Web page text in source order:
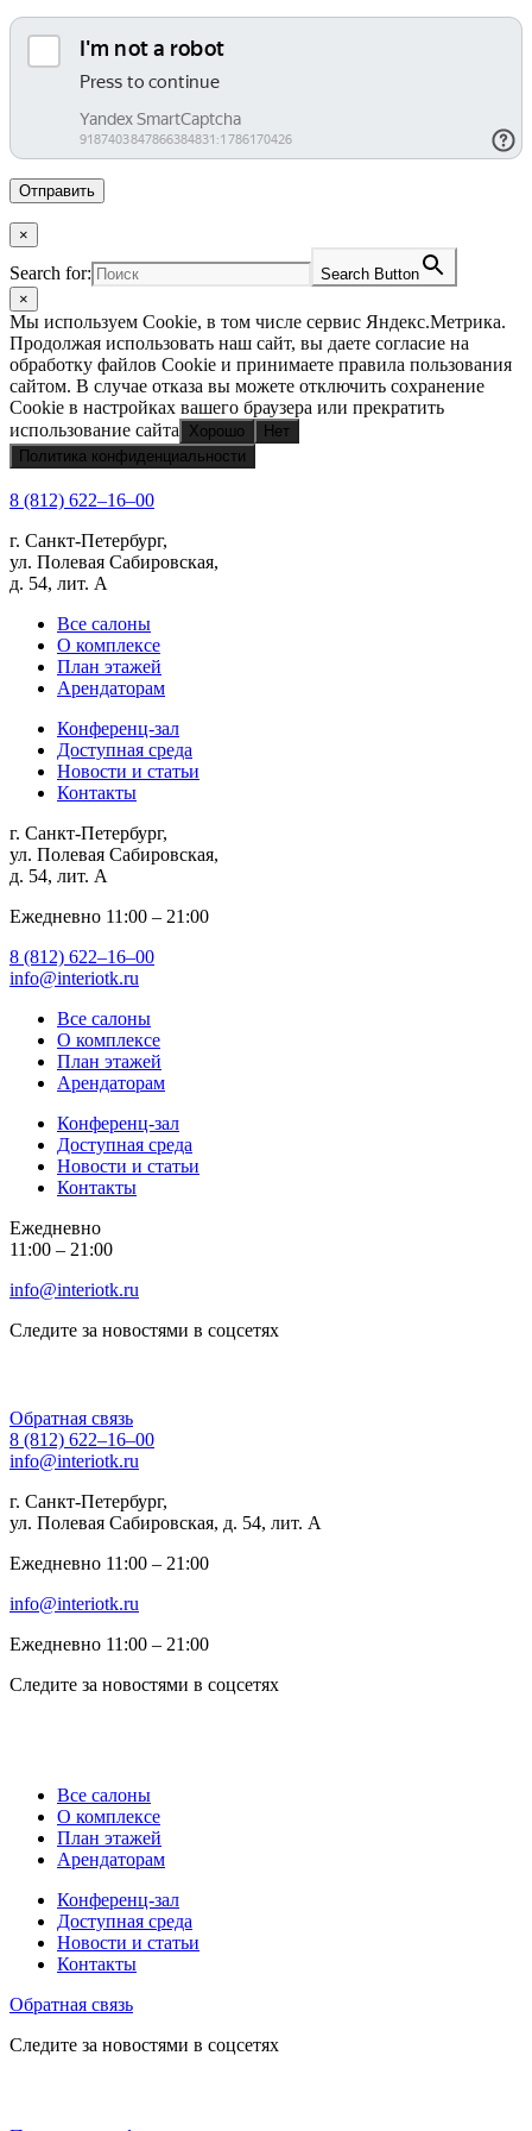
×
Search for:
Search Button
×
Мы используем Cookie, в том числе сервис Яндекс.Метрика.
Продолжая использовать наш сайт, вы даете согласие на
обработку файлов Cookie и принимаете правила пользования
сайтом. В случае отказа вы можете отключить сохранение
Cookie в настройках вашего браузера или прекратить
использование сайта
Хорошо
Нет
Политика конфиденциальности
8 (812) 622‒16‒00
г. Санкт-Петербург,
ул. Полевая Сабировская,
д. 54, лит. А
Все салоны
О комплексе
План этажей
Арендаторам
Конференц-зал
Доступная среда
Новости и статьи
Контакты
г. Санкт-Петербург,
ул. Полевая Сабировская,
д. 54, лит. А
Ежедневно 11:00 ‒ 21:00
8 (812) 622‒16‒00
info@interiotk.ru
Все салоны
О комплексе
План этажей
Арендаторам
Конференц-зал
Доступная среда
Новости и статьи
Контакты
Ежедневно
11:00 ‒ 21:00
info@interiotk.ru
Следите за новостями в соцсетях
Обратная связь
8 (812) 622‒16‒00
info@interiotk.ru
г. Санкт-Петербург,
ул. Полевая Сабировская, д. 54, лит. А
Ежедневно 11:00 ‒ 21:00
info@interiotk.ru
Ежедневно 11:00 ‒ 21:00
Следите за новостями в соцсетях
Все салоны
О комплексе
План этажей
Арендаторам
Конференц-зал
Доступная среда
Новости и статьи
Контакты
Обратная связь
Следите за новостями в соцсетях